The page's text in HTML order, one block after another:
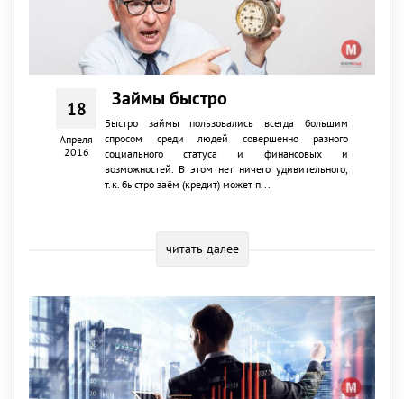
18
Апреля
2016
Займы быстро
Быстро займы пользовались всегда большим
спросом среди людей совершенно разного
социального статуса и финансовых и
возможностей. В этом нет ничего удивительного,
т.к. быстро заём (кредит) может п...
читать далее